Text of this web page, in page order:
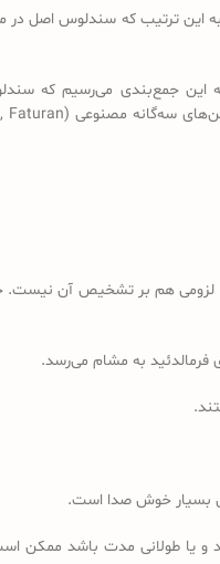
به این ترتیب که سندلوس اصل
این جمع‌بندی می‌رسیم که
هم بر تشخیص آن نیست. چرا
بسیار خوش صدا است.
و یا طولانی مدت باشد ممکن